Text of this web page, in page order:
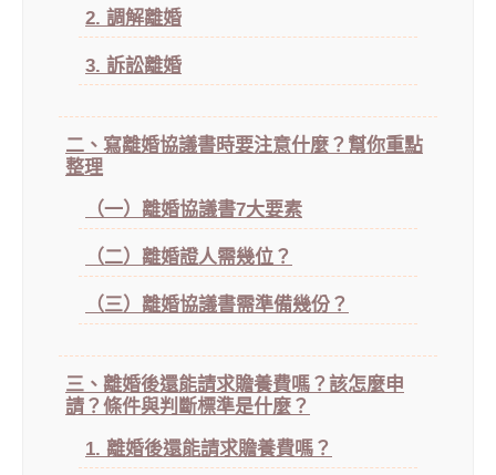
2. 調解離婚
3. 訴訟離婚
二、寫離婚協議書時要注意什麼？幫你重點
整理
（一）離婚協議書7大要素
（二）離婚證人需幾位？
（三）離婚協議書需準備幾份？
三、離婚後還能請求贍養費嗎？該怎麼申
請？條件與判斷標準是什麼？
1. 離婚後還能請求贍養費嗎？